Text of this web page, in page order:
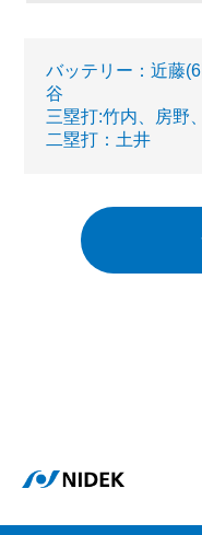
バッテリー：近藤
谷
三塁打:竹内、房野
二塁打：土井